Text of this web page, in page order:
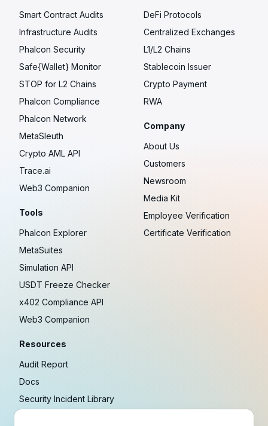
Smart Contract Audits
Infrastructure Audits
Phalcon Security
Safe{Wallet} Monitor
STOP for L2 Chains
Phalcon Compliance
Phalcon Network
MetaSleuth
Crypto AML API
Trace.ai
Web3 Companion
Tools
Phalcon Explorer
MetaSuites
Simulation API
USDT Freeze Checker
x402 Compliance API
Web3 Companion
Resources
Audit Report
Docs
Security Incident Library
DeFi Protocols
Centralized Exchanges
L1/L2 Chains
Stablecoin Issuer
Crypto Payment
RWA
Company
About Us
Customers
Newsroom
Media Kit
Employee Verification
Certificate Verification